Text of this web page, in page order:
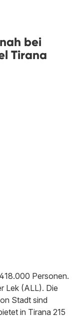
bei
Tirana
Personen.
Lek (ALL). Die
Stadt sind
in Tirana 215